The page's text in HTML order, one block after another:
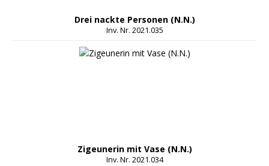
Drei nackte Personen (N.N.)
Inv. Nr. 2021.035
Zigeunerin mit Vase (N.N.)
Inv. Nr. 2021.034